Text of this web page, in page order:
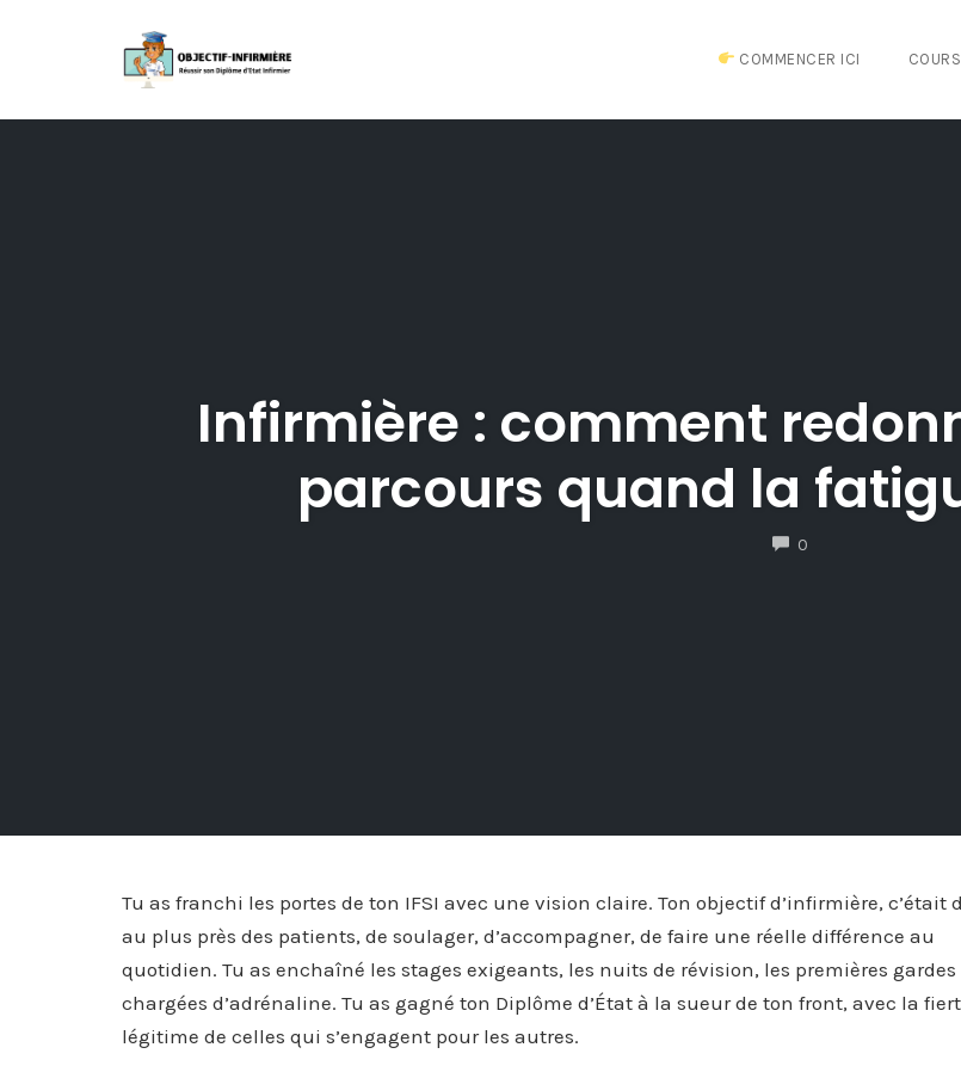
COMMENCER ICI COURS
Infirmière : comment
parcours quand la
0COMMENTS
Tu as franchi les portes de ton IFSI avec une vision claire. Ton objectif d’infirmière, c’était
au plus près des patients, de soulager, d’accompagner, de faire une réelle différence au
quotidien. Tu as enchaîné les stages exigeants, les nuits de révision, les premières gardes
chargées d’adrénaline. Tu as gagné ton Diplôme d’État à la sueur de ton front, avec la
légitime de celles qui s’engagent pour les autres.